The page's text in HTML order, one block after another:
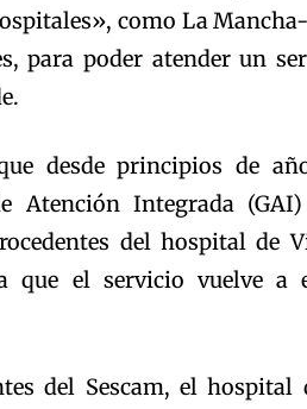
como La
para poder atender un
desde principios de
Atención Integrada
del hospital de
que el servicio vuelve a
del Sescam, el